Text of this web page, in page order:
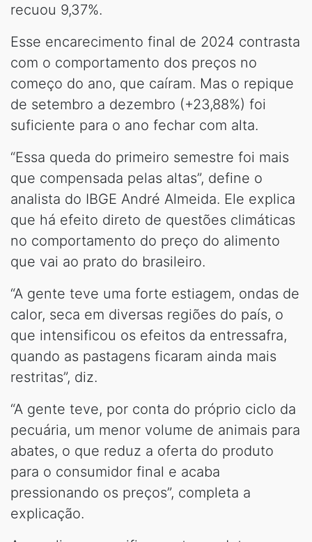
recuou 9,37%.
Esse encarecimento final de 2024 contrasta
com o comportamento dos preços no
começo do ano, que caíram. Mas o repique
de setembro a dezembro (+23,88%) foi
suficiente para o ano fechar com alta.
“Essa queda do primeiro semestre foi mais
que compensada pelas altas”, define o
analista do IBGE André Almeida. Ele explica
que há efeito direto de questões climáticas
no comportamento do preço do alimento
que vai ao prato do brasileiro.
“A gente teve uma forte estiagem, ondas de
calor, seca em diversas regiões do país, o
que intensificou os efeitos da entressafra,
quando as pastagens ficaram ainda mais
restritas”, diz.
“A gente teve, por conta do próprio ciclo da
pecuária, um menor volume de animais para
abates, o que reduz a oferta do produto
para o consumidor final e acaba
pressionando os preços”, completa a
explicação.